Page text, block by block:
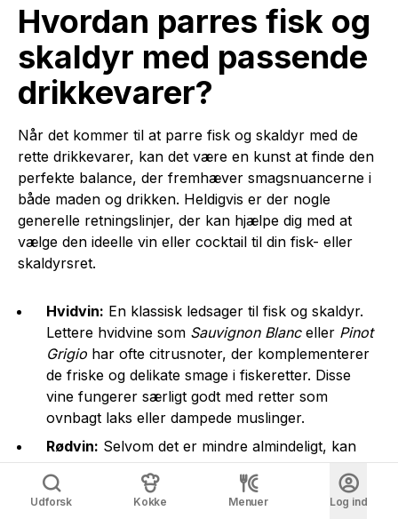
Hvordan parres fisk og
skaldyr med passende
drikkevarer?
Når det kommer til at parre fisk og skaldyr med de
rette drikkevarer, kan det være en kunst at finde den
perfekte balance, der fremhæver smagsnuancerne i
både maden og drikken. Heldigvis er der nogle
generelle retningslinjer, der kan hjælpe dig med at
vælge den ideelle vin eller cocktail til din fisk- eller
skaldyrsret.
Hvidvin: En klassisk ledsager til fisk og skaldyr.
Lettere hvidvine som Sauvignon Blanceller Pinot
Grigio har ofte citrusnoter, der komplementerer
de friske og delikate smage i fiskeretter. Disse
vine fungerer særligt godt med retter som
ovnbagt laks eller dampede muslinger.
Rødvin: Selvom det er mindre almindeligt, kan
lettere rødvine somPinot Noirfungere godt med
fed fisk som laks eller tun. Det er vigtigt at vælge
en vin, der ikke overvælder fiskens smag.
Udforsk Kokke Menuer Log ind